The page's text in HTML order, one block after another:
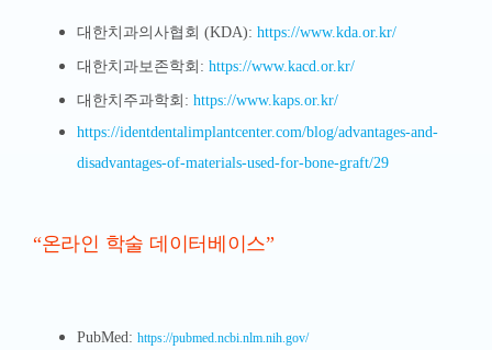
대한치과의사협회 (KDA): https://www.kda.or.kr/
대한치과보존학회: https://www.kacd.or.kr/
대한치주과학회: https://www.kaps.or.kr/
https://identdentalimplantcenter.com/blog/advantages-and-
disadvantages-of-materials-used-for-bone-graft/29
“온라인 학술 데이터베이스”
PubMed: https://pubmed.ncbi.nlm.nih.gov/